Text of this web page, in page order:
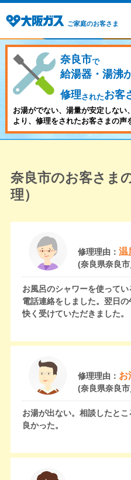
ご家庭のお客さま
奈良市で
給湯器・湯沸
修理されたお客
お湯がでない、湯量が安定しない
より、修理をされたお客さまの声
奈良市のお客さま
理）
修理理由： 温
(奈良県奈良
お風呂のシャワーを使ってい
電話連絡をしました。翌日の
快く受けていただきました。
修理理由： お
(奈良県奈良
お湯が出ない。相談したと
良かった。